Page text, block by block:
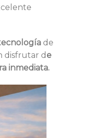
de
disfrutar d e
inmediata.